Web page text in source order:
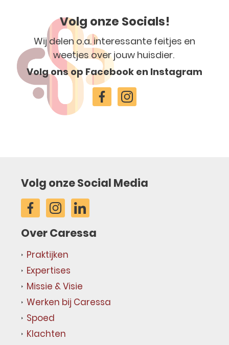
Volg onze Socials!
Wij delen o.a. interessante feitjes en
weetjes over jouw huisdier.
Volg ons op Facebook en Instagram
Volg onze Social Media
Over Caressa
Praktijken
Expertises
Missie & Visie
Werken bij Caressa
Spoed
Klachten